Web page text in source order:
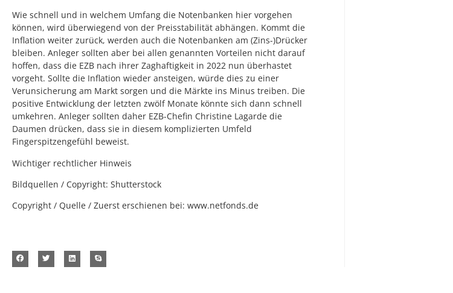
Wie schnell und in welchem Umfang die Notenbanken hier vorgehen
können, wird überwiegend von der Preisstabilität abhängen. Kommt die
Inflation weiter zurück, werden auch die Notenbanken am (Zins-)Drücker
bleiben. Anleger sollten aber bei allen genannten Vorteilen nicht darauf
hoffen, dass die EZB nach ihrer Zaghaftigkeit in 2022 nun überhastet
vorgeht. Sollte die Inflation wieder ansteigen, würde dies zu einer
Verunsicherung am Markt sorgen und die Märkte ins Minus treiben. Die
positive Entwicklung der letzten zwölf Monate könnte sich dann schnell
umkehren. Anleger sollten daher EZB-Chefin Christine Lagarde die
Daumen drücken, dass sie in diesem komplizierten Umfeld
Fingerspitzengefühl beweist.
Wichtiger rechtlicher Hinweis
Bildquellen / Copyright: Shutterstock
Copyright / Quelle / Zuerst erschienen bei: www.netfonds.de